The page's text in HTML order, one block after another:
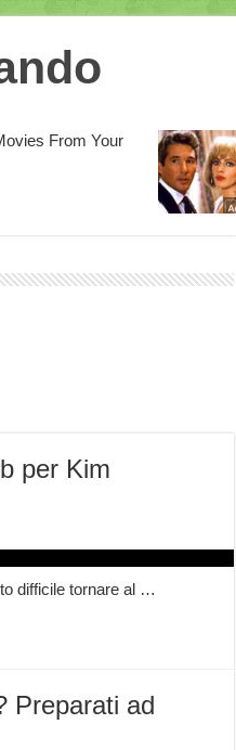
per Kim
difficile tornare al …
Preparati ad